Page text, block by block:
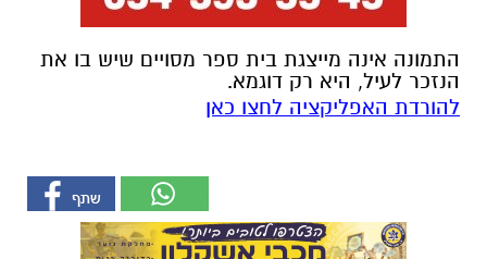
התמונה אינה מייצגת בית ספר מסויים שיש בו את
הנזכר לעיל, היא רק דוגמא.
להורדת האפליקציה לחצו כאן